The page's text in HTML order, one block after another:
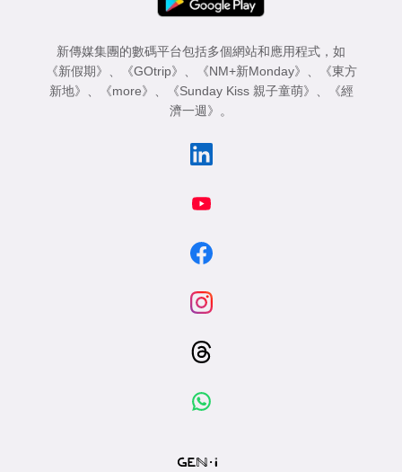
新傳媒集團的數碼平台包括多個網站和應用程式，如
《新假期》
《GOtrip》 《NM+新Monday》
《東方
新地》
《more》 《Sunday Kiss 親子童萌》
《經
濟一週》
。